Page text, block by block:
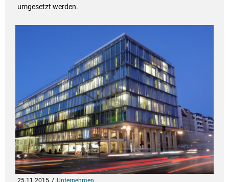
umgesetzt werden.
25.11.2015 Unternehmen